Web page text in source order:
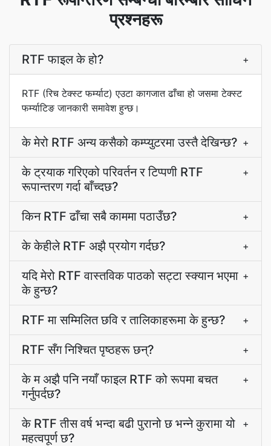
प्रश्नहरू
RTF फाइल के हो? +
RTF (रिच टेक्स्ट फर्म्याट) एउटा कागजात ढाँचा हो जसमा टेक्स्ट
फर्म्याटिङ जानकारी समावेश हुन्छ।
के मेरो RTF अन्य कसैको कम्प्युटरमा उस्तै देखिन्छ? +
के ट्रयाक गरिएको परिवर्तन र टिप्पणी RTF
रूपान्तरण गर्दा बाँच्दछ?
+
किन RTF ढाँचा सबै काममा पठाउँछ? +
के केहीले RTF अझै प्रयोग गर्दछ? +
यदि मेरो RTF वास्तविक पाठको सट्टा स्क्यान भएमा
के हुन्छ?
+
RTF मा सम्मिलित छवि र तालिकाहरूमा के हुन्छ? +
RTF सँग निश्चित पृष्ठहरू छन्? +
के म अझै पनि नयाँ फाइल RTF को रूपमा बचत
गर्नुपर्दछ?
+
के RTF तीस वर्ष भन्दा बढी पुरानो छ भन्ने कुरामा यो
महत्वपूर्ण छ?
+